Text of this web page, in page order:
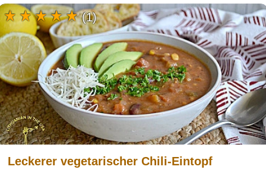
Leckerer vegetarischer Chili-Eintopf
(1)